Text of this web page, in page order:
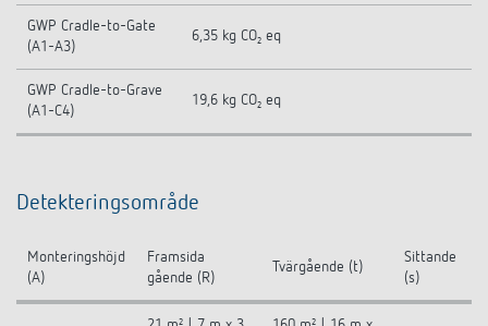
GWP Cradle-to-Gate
(A1-A3)
6,35 kg CO₂ eq
GWP Cradle-to-Grave
(A1-C4)
19,6 kg CO₂ eq
Detekteringsområde
Monteringshöjd
(A)
Framsida
gående (R)
Tvärgående (t)
Sittande
(s)